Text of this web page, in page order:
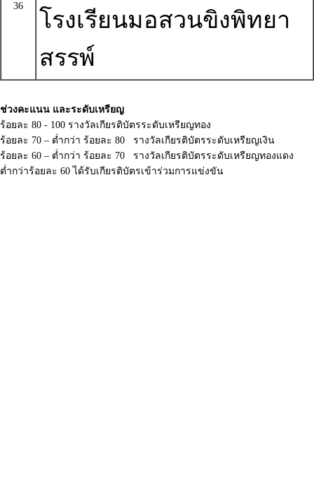
36
โรงเรียนมอสวนขิงพิทยา
สรรพ์
ช่วงคะแนน และระดับเหรียญ
ร้อยละ 80 - 100 รางวัลเกียรติบัตรระดับเหรียญทอง
ร้อยละ 70 – ต่ำกว่า ร้อยละ 80 รางวัลเกียรติบัตรระดับเหรียญเงิน
ร้อยละ 60 – ต่ำกว่า ร้อยละ 70 รางวัลเกียรติบัตรระดับเหรียญทองแดง
ต่ำกว่าร้อยละ 60 ได้รับเกียรติบัตรเข้าร่วมการแข่งขัน